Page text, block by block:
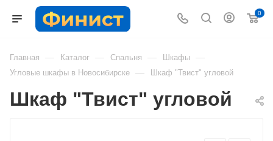
0
Главная — Каталог — Спальня — Шкафы —
Угловые шкафы в Новосибирске — Шкаф "Твист" угловой
Шкаф "Твист" угловой